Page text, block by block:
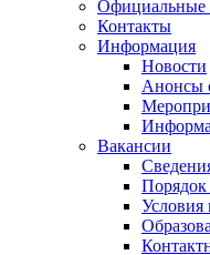
Официальные
Контакты
Информация
Новости
Анонсы
Вакансии
Порядок
Условия